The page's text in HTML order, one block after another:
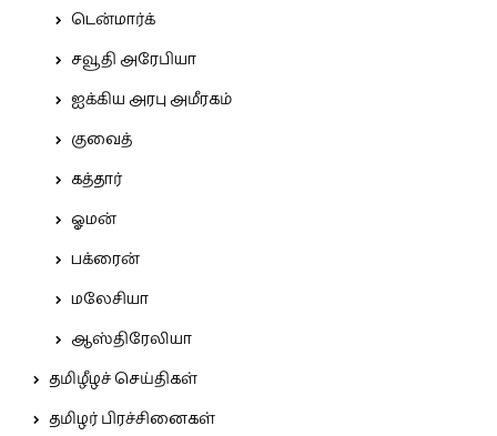
டென்மார்க்
சவூதி அரேபியா
ஐக்கிய அரபு அமீரகம்
குவைத்
கத்தார்
ஓமன்
பக்ரைன்
மலேசியா
ஆஸ்திரேலியா
தமிழீழச் செய்திகள்
தமிழர் பிரச்சினைகள்